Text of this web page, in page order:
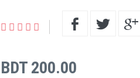
BDT 200.00